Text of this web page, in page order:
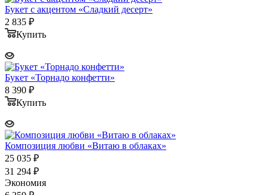
Букет с акцентом «Сладкий десерт»
2 835 ₽
Купить
Букет «Торнадо конфетти»
8 390 ₽
Купить
Композиция любви «Витаю в облаках»
25 035 ₽
31 294 ₽
Экономия